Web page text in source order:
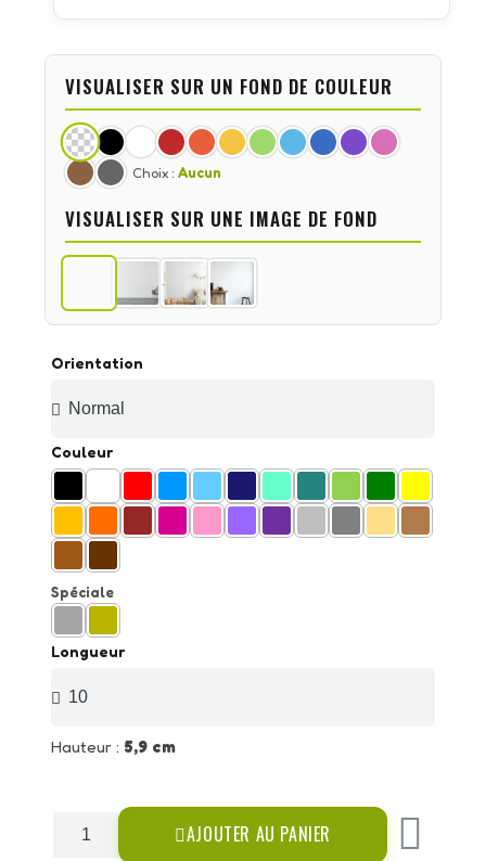
Orientation
Couleur
Spéciale
Longueur
Hauteur : 5,9 cm
AJOUTER AU PANIER
VISUALISER SUR UN FOND DE COULEUR
Choix : Aucun
VISUALISER SUR UNE IMAGE DE FOND